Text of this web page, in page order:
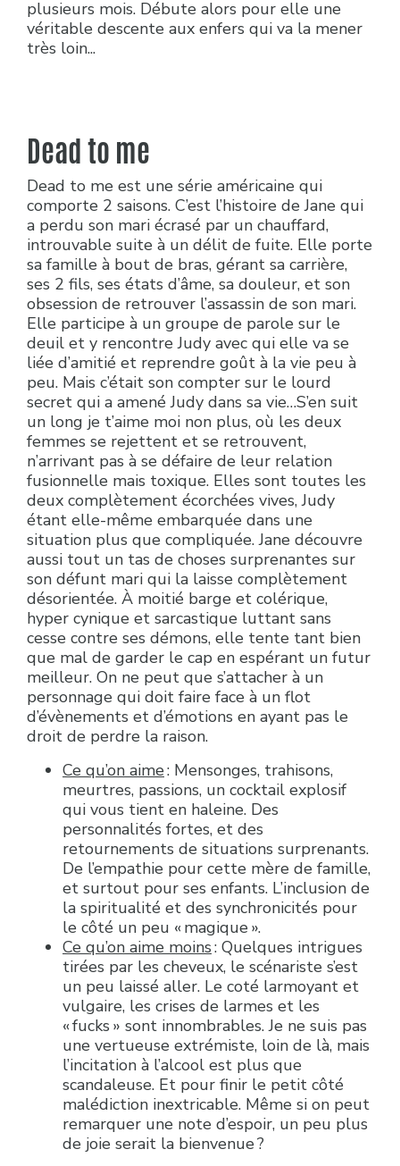
plusieurs mois. Débute alors pour elle une
véritable descente aux enfers qui va la mener
très loin...
Dead to me
Dead to me est une série américaine qui
comporte 2 saisons. C’est l’histoire de Jane qui
a perdu son mari écrasé par un chauffard,
introuvable suite à un délit de fuite. Elle porte
sa famille à bout de bras, gérant sa carrière,
ses 2 fils, ses états d’âme, sa douleur, et son
obsession de retrouver l’assassin de son mari.
Elle participe à un groupe de parole sur le
deuil et y rencontre Judy avec qui elle va se
liée d’amitié et reprendre goût à la vie peu à
peu. Mais c’était son compter sur le lourd
secret qui a amené Judy dans sa vie…S’en suit
un long je t’aime moi non plus, où les deux
femmes se rejettent et se retrouvent,
n’arrivant pas à se défaire de leur relation
fusionnelle mais toxique. Elles sont toutes les
deux complètement écorchées vives, Judy
étant elle-même embarquée dans une
situation plus que compliquée. Jane découvre
aussi tout un tas de choses surprenantes sur
son défunt mari qui la laisse complètement
désorientée. À moitié barge et colérique,
hyper cynique et sarcastique luttant sans
cesse contre ses démons, elle tente tant bien
que mal de garder le cap en espérant un futur
meilleur. On ne peut que s’attacher à un
personnage qui doit faire face à un flot
d’évènements et d’émotions en ayant pas le
droit de perdre la raison.
Ce qu’on aime: Mensonges, trahisons,
meurtres, passions, un cocktail explosif
qui vous tient en haleine. Des
personnalités fortes, et des
retournements de situations surprenants.
De l’empathie pour cette mère de famille,
et surtout pour ses enfants. L’inclusion de
la spiritualité et des synchronicités pour
le côté un peu « magique ».
Ce qu’on aime moins: Quelques intrigues
tirées par les cheveux, le scénariste s’est
un peu laissé aller. Le coté larmoyant et
vulgaire, les crises de larmes et les
« fucks » sont innombrables. Je ne suis pas
une vertueuse extrémiste, loin de là, mais
l’incitation à l’alcool est plus que
scandaleuse. Et pour finir le petit côté
malédiction inextricable. Même si on peut
remarquer une note d’espoir, un peu plus
de joie serait la bienvenue ?